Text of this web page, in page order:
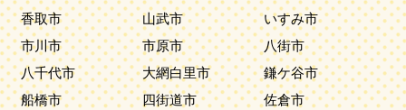
香取市
山武市
いすみ市
市川市
市原市
八街市
八千代市
大網白里市
鎌ケ谷市
船橋市
四街道市
佐倉市